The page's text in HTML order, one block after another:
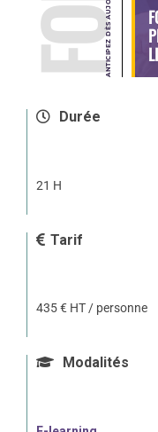
Durée
21 H
Tarif
435 € HT / personne
Modalités